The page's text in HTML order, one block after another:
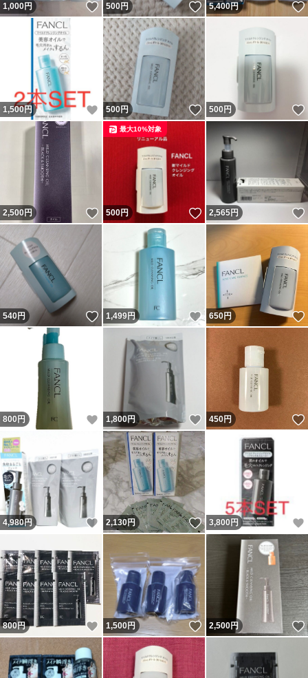
1,000円 いいね！
500円 いいね！
5,400円
1,500円 いいね！
500円 いいね！
500 円
2,500円 いいね！
500円 いいね！
最大10%対象
2,565円
540円 いいね！
1,499円 いいね！
650円
800 円 いいね！
1,800円 いいね！
450円
4,980円 いいね！
2,130円 いいね！
3,800 円
800円 いいね！
1,500円 いいね！
2,500円